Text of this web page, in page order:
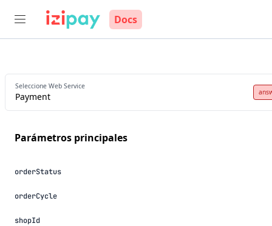
Docs
Seleccione Web Service
Payment
parámetros principales
orderStatus
orderCycle
shopId